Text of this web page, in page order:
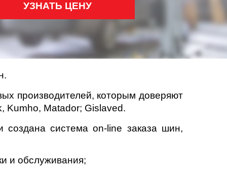
УЗНАТЬ ЦЕНУ
производителей, которым доверяют
Kumho, Matador; Gislaved.
система on-line заказа шин,
и обслуживания;